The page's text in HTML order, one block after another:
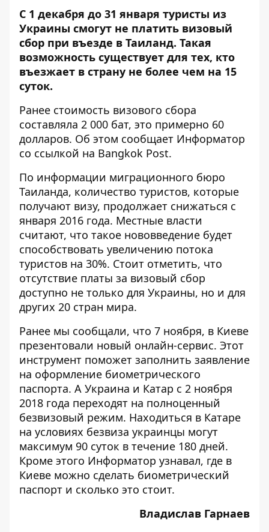
С 1 декабря до 31 января туристы из
Украины смогут не платить визовый
сбор при въезде в Таиланд. Такая
возможность существует для тех, кто
въезжает в страну не более чем на 15
суток.
Ранее стоимость визового сбора
составляла 2 000 бат, это примерно 60
долларов. Об этом сообщает Информатор
со ссылкой на Bangkok Post.
По информации миграционного бюро
Таиланда, количество туристов, которые
получают визу, продолжает снижаться с
января 2016 года. Местные власти
считают, что такое нововведение будет
способствовать увеличению потока
туристов на 30%. Стоит отметить, что
отсутствие платы за визовый сбор
доступно не только для Украины, но и для
других 20 стран мира.
Ранее мы сообщали, что 7 ноября, в Киеве
презентовали новый онлайн-сервис. Этот
инструмент поможет заполнить заявление
на оформление биометрического
паспорта. А Украина и Катар с 2 ноября
2018 года переходят на полноценный
безвизовый режим. Находиться в Катаре
на условиях безвиза украинцы могут
максимум 90 суток в течение 180 дней.
Кроме этого Информатор узнавал, где в
Киеве можно сделать биометрический
паспорт и сколько это стоит.
Владислав Гарнаев